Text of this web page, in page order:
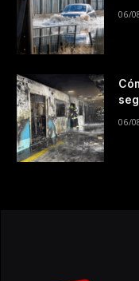
06/
06/